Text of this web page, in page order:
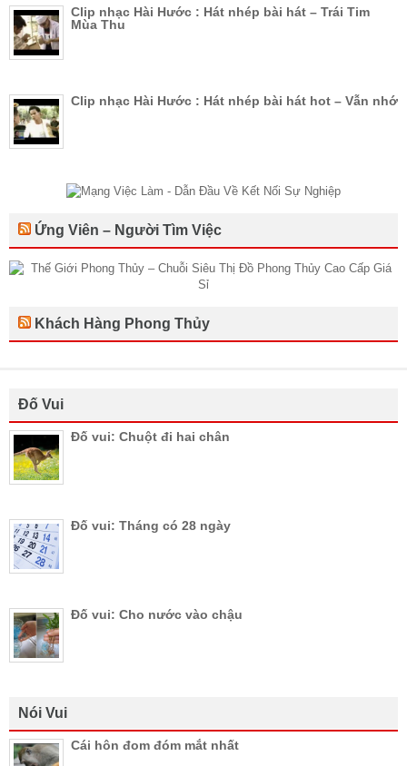
Clip nhạc Hài Hước : Hát nhép bài hát – Trái Tim
Mùa Thu
Clip nhạc Hài Hước : Hát nhép bài hát hot – Vẫn nhớ
Ứng Viên – Người Tìm Việc
Khách Hàng Phong Thủy
Đố Vui
Đố vui: Chuột đi hai chân
Đố vui: Tháng có 28 ngày
Đố vui: Cho nước vào chậu
Nói Vui
Cái hôn đom đóm mắt nhất